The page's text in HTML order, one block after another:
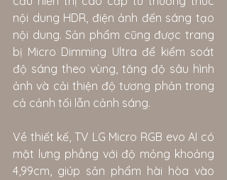
nội dung HDR, điện ảnh đến sáng tạo
nội dung. Sản phẩm cũng được trang
bị Micro Dimming Ultra để kiểm soát
độ sáng theo vùng, tăng độ sâu hình
ảnh và cải thiện độ tương phản trong
cả cảnh tối lẫn cảnh sáng.
Về thiết kế, TV LG Micro RGB evo AI có
mặt lưng phẳng với độ mỏng khoảng
4,99cm, giúp sản phẩm hài hòa vào